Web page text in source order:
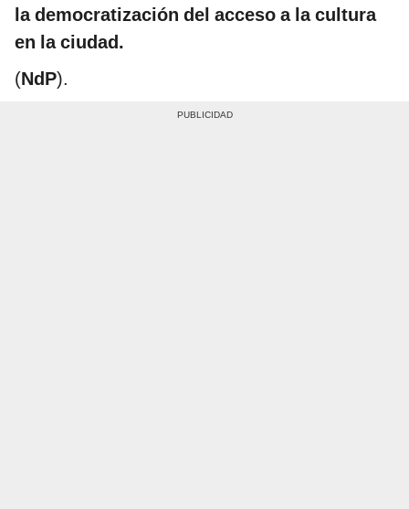
la democratización del acceso a la cultura
en la ciudad.
(NdP).